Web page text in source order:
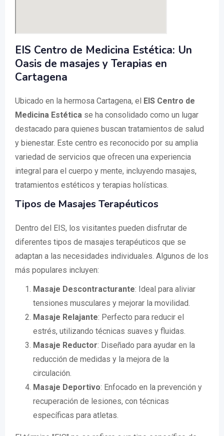
EIS Centro de Medicina Estética: Un
Oasis de masajes y Terapias en
Cartagena
Ubicado en la hermosa Cartagena, el EIS Centro de
Medicina Estética se ha consolidado como un lugar
destacado para quienes buscan tratamientos de salud
y bienestar. Este centro es reconocido por su amplia
variedad de servicios que ofrecen una experiencia
integral para el cuerpo y mente, incluyendo masajes,
tratamientos estéticos y terapias holísticas.
Tipos de Masajes Terapéuticos
Dentro del EIS, los visitantes pueden disfrutar de
diferentes tipos de masajes terapéuticos que se
adaptan a las necesidades individuales. Algunos de los
más populares incluyen:
Masaje Descontracturante: Ideal para aliviar
tensiones musculares y mejorar la movilidad.
Masaje Relajante: Perfecto para reducir el
estrés, utilizando técnicas suaves y fluidas.
Masaje Reductor: Diseñado para ayudar en la
reducción de medidas y la mejora de la
circulación.
Masaje Deportivo: Enfocado en la prevención y
recuperación de lesiones, con técnicas
específicas para atletas.